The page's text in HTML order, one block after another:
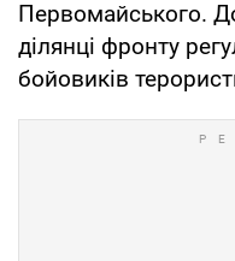
Первомайського.
ділянці фронту
бойовиків